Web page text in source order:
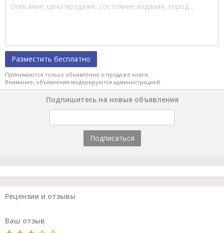
Разместить бесплатно
Принимаются только объявление о продаже книги.
Внимание, объявления модерируются администрацией.
Подпишитесь на новые объявления
Подписаться
Рецензии и отзывы
Ваш отзыв